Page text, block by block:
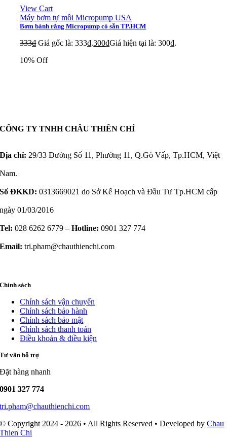
View Cart
Máy bơm tự mồi Micropump USA
Bơm bánh răng Micropump có sẵn TP.HCM
333₫ Giá gốc là: 333₫.300₫Giá hiện tại là: 300₫.
10% Off
CÔNG TY TNHH CHÂU THIÊN CHÍ
Địa chỉ: 29/33 Đường Số 11, Phường 11, Q.Gò Vấp, Tp.HCM, Việt
Nam.
Số ĐKKD: 0313669021 do Sở Kế Hoạch và Đầu Tư Tp.HCM cấp
ngày 01/03/2016
Tel: 028 6262 6779 –Hotline: 0901 327 774
Email: tri.pham@chauthienchi.com
Chính sách
Chính sách vận chuyển
Chính sách bảo hành
Chính sách bảo mật
Chính sách thanh toán
Điều khoản & điều kiện
Tư vấn hỗ trợ
Đặt hàng nhanh
0901 327 774
tri.pham@chauthienchi.com
© Copyright 2024 - 2026 • All Rights Reserved • Developed byChau
Thien Chi